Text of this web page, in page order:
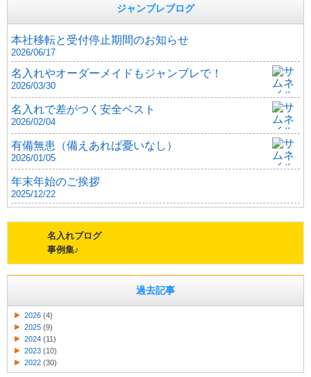
ジャンブレブログ
本社移転と受付停止期間のお知らせ
2026/06/17
名入れやオーダーメイドもジャンブレで！
2026/03/30
名入れで差がつく安全ベスト
2026/02/04
有備無患（備えあれば憂いなし）
2026/01/05
年末年始のご挨拶
2025/12/22
名入れブログ
事例集♪
過去記事
2026 (4)
2025 (9)
2024 (11)
2023 (10)
2022 (30)